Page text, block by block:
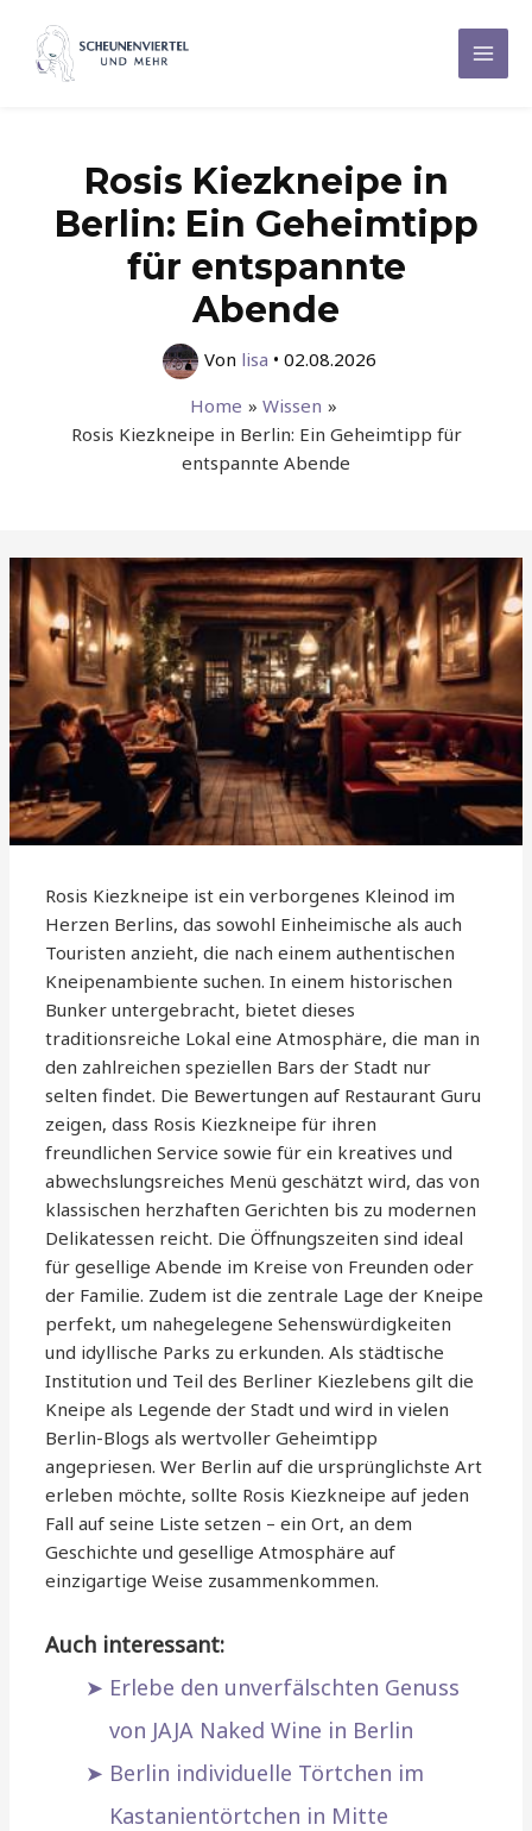
Inhalt
springen
Main
Rosis Kiezkneipe in
Berlin: Ein Geheimtipp
für entspannte
Abende
Von lisa • 02.08.2026
Home
Wissen
Rosis Kiezkneipe in Berlin: Ein Geheimtipp für
entspannte Abende
Rosis Kiezkneipe ist ein verborgenes Kleinod im
Herzen Berlins, das sowohl Einheimische als auch
Touristen anzieht, die nach einem authentischen
Kneipenambiente suchen. In einem historischen
Bunker untergebracht, bietet dieses
traditionsreiche Lokal eine Atmosphäre, die man in
den zahlreichen speziellen Bars der Stadt nur
selten findet. Die Bewertungen auf Restaurant Guru
zeigen, dass Rosis Kiezkneipe für ihren
freundlichen Service sowie für ein kreatives und
abwechslungsreiches Menü geschätzt wird, das von
klassischen herzhaften Gerichten bis zu modernen
Delikatessen reicht. Die Öffnungszeiten sind ideal
für gesellige Abende im Kreise von Freunden oder
der Familie. Zudem ist die zentrale Lage der Kneipe
perfekt, um nahegelegene Sehenswürdigkeiten
und idyllische Parks zu erkunden. Als städtische
Institution und Teil des Berliner Kiezlebens gilt die
Kneipe als Legende der Stadt und wird in vielen
Berlin-Blogs als wertvoller Geheimtipp
angepriesen. Wer Berlin auf die ursprünglichste Art
erleben möchte, sollte Rosis Kiezkneipe auf jeden
Fall auf seine Liste setzen – ein Ort, an dem
Geschichte und gesellige Atmosphäre auf
einzigartige Weise zusammenkommen.
Auch interessant:
Erlebe den unverfälschten Genuss
von JAJA Naked Wine in Berlin
Berlin individuelle Törtchen im
Kastanientörtchen in Mitte